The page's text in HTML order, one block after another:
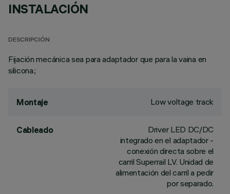
INSTALACIÓN
DESCRIPCIÓN
Fijación mecánica sea para adaptador que para la vaina en
silicona.;
Montaje Low voltage track
Cableado
Driver LED DC/DC
integrado en el adaptador -
conexión directa sobre el
carril Superrail LV. Unidad de
alimentación del carril a pedir
por separado.